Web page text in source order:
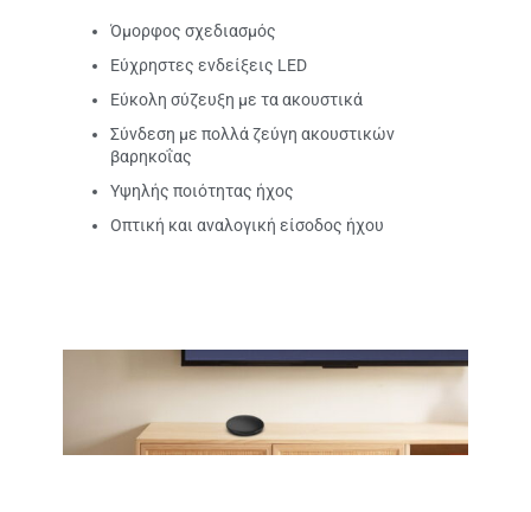
Όμορφος σχεδιασμός
Εύχρηστες ενδείξεις LED
Εύκολη σύζευξη με τα ακουστικά
Σύνδεση με πολλά ζεύγη ακουστικών
βαρηκοΐας
Υψηλής ποιότητας ήχος
Οπτική και αναλογική είσοδος ήχου